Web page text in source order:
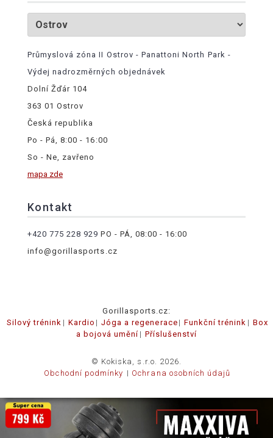
Průmyslová zóna II Ostrov - Panattoni North Park -
Výdej nadrozměrných objednávek
Dolní Žďár 104
363 01 Ostrov
Česká republika
Po - Pá, 8:00 - 16:00
So - Ne, zavřeno
mapa zde
Kontakt
+420 775 228 929 PO - PÁ, 08:00 - 16:00
info@gorillasports.cz
Gorillasports.cz:
Silový trénink
Kardio Jóga a regenerace Funkční trénink
Box
a bojová umění
Příslušenství
© Kokiska, s.r.o. 2026.
Obchodní podmínky
Ochrana osobních údajů